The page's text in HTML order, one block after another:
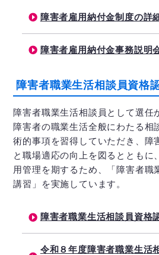
障害者雇用納付金制度の詳
障害者雇用納付金事務説明
障害者職業生活相談員資格
障害者職業生活相談員として選任
障害者の職業生活全般にわたる相
術的事項を習得していただき、障
と職場適応の向上を図るとともに
用管理を期するため、「障害者職
講習」を実施しています。
障害者職業生活相談員資格
令和８年度障害者職業生活